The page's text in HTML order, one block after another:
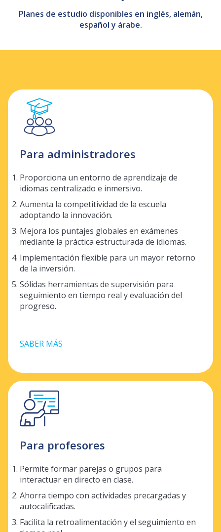
Planes de estudio disponibles en inglés, alemán,
español y árabe.
Para administradores
Proporciona un entorno de aprendizaje de
idiomas centralizado e inmersivo.
Aumenta la competitividad de la escuela
adoptando la innovación.
Mejora los puntajes globales en exámenes
mediante la práctica estructurada de idiomas.
Implementación flexible para un mayor retorno
de la inversión.
Sólidas herramientas de supervisión para
seguimiento en tiempo real y evaluación del
progreso.
SABER MÁS
Para profesores
Permite formar parejas o grupos para
interactuar en directo en clase.
Ahorra tiempo con actividades precargadas y
autocalificadas.
Facilita la retroalimentación y el seguimiento en